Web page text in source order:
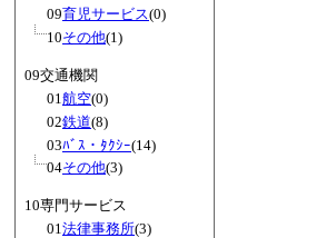
09育児サービス(0)
10その他(1)
09交通機関
01 航空(0)
02鉄道(8)
03ﾊﾞｽ・ﾀｸｼｰ(14)
04その他(3)
10専門サービス
01 法律事務所(3)